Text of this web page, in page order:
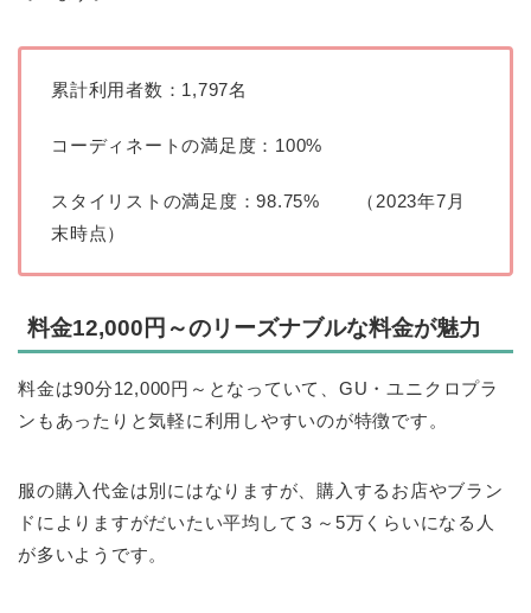
累計利用者数：1,797名
コーディネートの満足度：100%
スタイリストの満足度：98.75% （2023年7月
末時点）
料金12,000円～のリーズナブルな料金が魅力
料金は90分12,000円～となっていて、GU・ユニクロプラ
ンもあったりと気軽に利用しやすいのが特徴です。
服の購入代金は別にはなりますが、購入するお店やブラン
ドによりますがだいたい平均して３～5万くらいになる人
が多いようです。